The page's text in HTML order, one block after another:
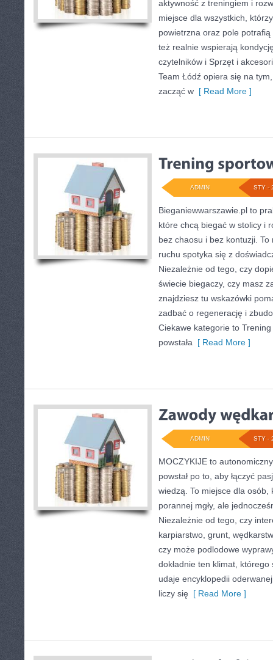
aktywność z treningiem i
miejsce dla wszystkich,
powietrzna oraz pole
też realnie wspierają
czytelników i Sprzęt i
Team Łódź opiera się na
zacząć w [ Read More ]
STY -
ADMIN
Bieganiewwarszawie.pl to
które chcą biegać w stolicy i
bez chaosu i bez kontuzji.
ruchu spotyka się z
Niezależnie od tego, czy
świecie biegaczy, czy masz
znajdziesz tu wskazówki
zadbać o regenerację i
Ciekawe kategorie to
powstała [ Read More ]
STY -
ADMIN
MOCZYKIJE to
powstał po to, aby łączyć
wiedzą. To miejsce dla osób,
porannej mgły, ale
Niezależnie od tego, czy
karpiarstwo, grunt,
czy może podlodowe
dokładnie ten klimat,
udaje encyklopedii
liczy się [ Read More ]